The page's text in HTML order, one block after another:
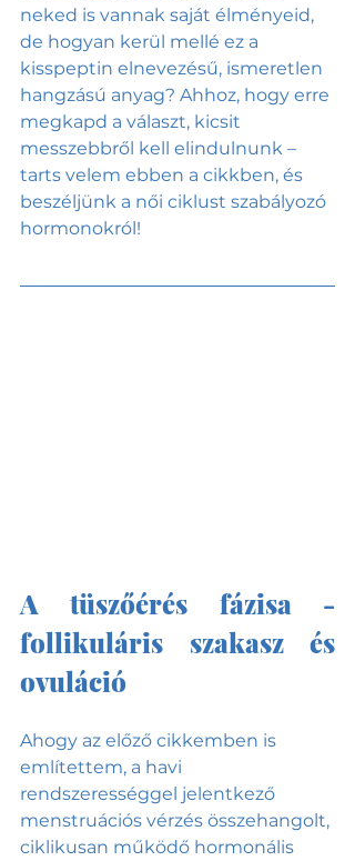
neked is vannak saját élményeid,
de hogyan kerül mellé ez a
kisspeptin elnevezésű, ismeretlen
hangzású anyag? Ahhoz, hogy erre
megkapd a választ, kicsit
messzebbről kell elindulnunk –
tarts velem ebben a cikkben, és
beszéljünk a női ciklust szabályozó
hormonokról!
A tüszőérés fázisa -
follikuláris szakasz és
ovuláció
Ahogy az előző cikkemben is
említettem, a havi
rendszerességgel jelentkező
menstruációs vérzés összehangolt,
ciklikusan működő hormonális